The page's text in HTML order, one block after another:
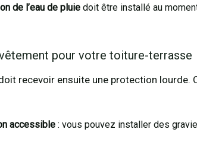
de l’eau de pluie doit être installé au
pour votre toiture-terrasse
recevoir ensuite une protection
accessible : vous pouvez installer des